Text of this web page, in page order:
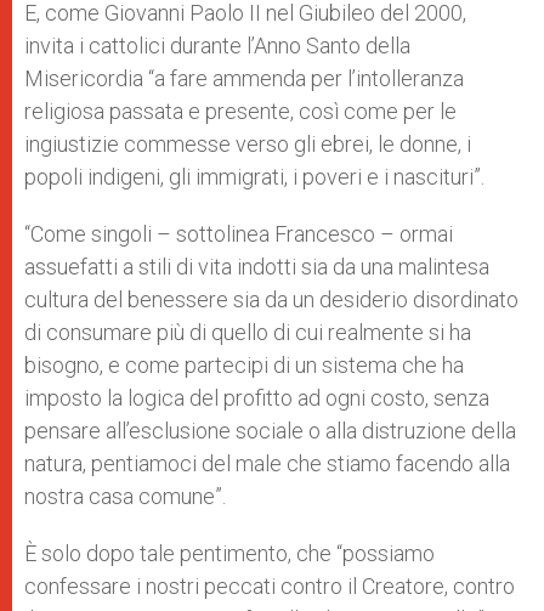
E, come Giovanni Paolo II nel Giubileo del 2000,
invita i cattolici durante l’Anno Santo della
Misericordia “a fare ammenda per l’intolleranza
religiosa passata e presente, così come per le
ingiustizie commesse verso gli ebrei, le donne, i
popoli indigeni, gli immigrati, i poveri e i nascituri”.
“Come singoli – sottolinea Francesco – ormai
assuefatti a stili di vita indotti sia da una malintesa
cultura del benessere sia da un desiderio disordinato
di consumare più di quello di cui realmente si ha
bisogno, e come partecipi di un sistema che ha
imposto la logica del profitto ad ogni costo, senza
pensare all’esclusione sociale o alla distruzione della
natura, pentiamoci del male che stiamo facendo alla
nostra casa comune”.
È solo dopo tale pentimento, che “possiamo
confessare i nostri peccati contro il Creatore, contro